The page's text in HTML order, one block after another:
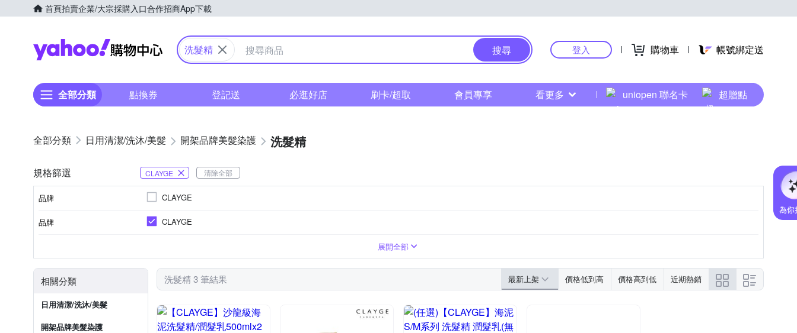
首頁拍賣企業/大宗採購入口合作招商App下載
Yahoo購物中心
洗髮精 搜尋 登入 購物車 帳號綁定送
全部分類 點換券 登記送 必逛好店 刷卡/超取 會員專享 看更多 uniopen 聯名卡 超贈點
日用清潔/洗沐/美髮 開架品牌美髮染護 洗髮精
規格篩選 CLAYGE 清除全部
品牌 CLAYGE
品牌 CLAYGE
展開全部
相關分類
日用清潔/洗沐/美髮
開架品牌美髮染護
洗髮精 3 筆結果 最新上架 價格低到高 價格高到低 近期熱銷